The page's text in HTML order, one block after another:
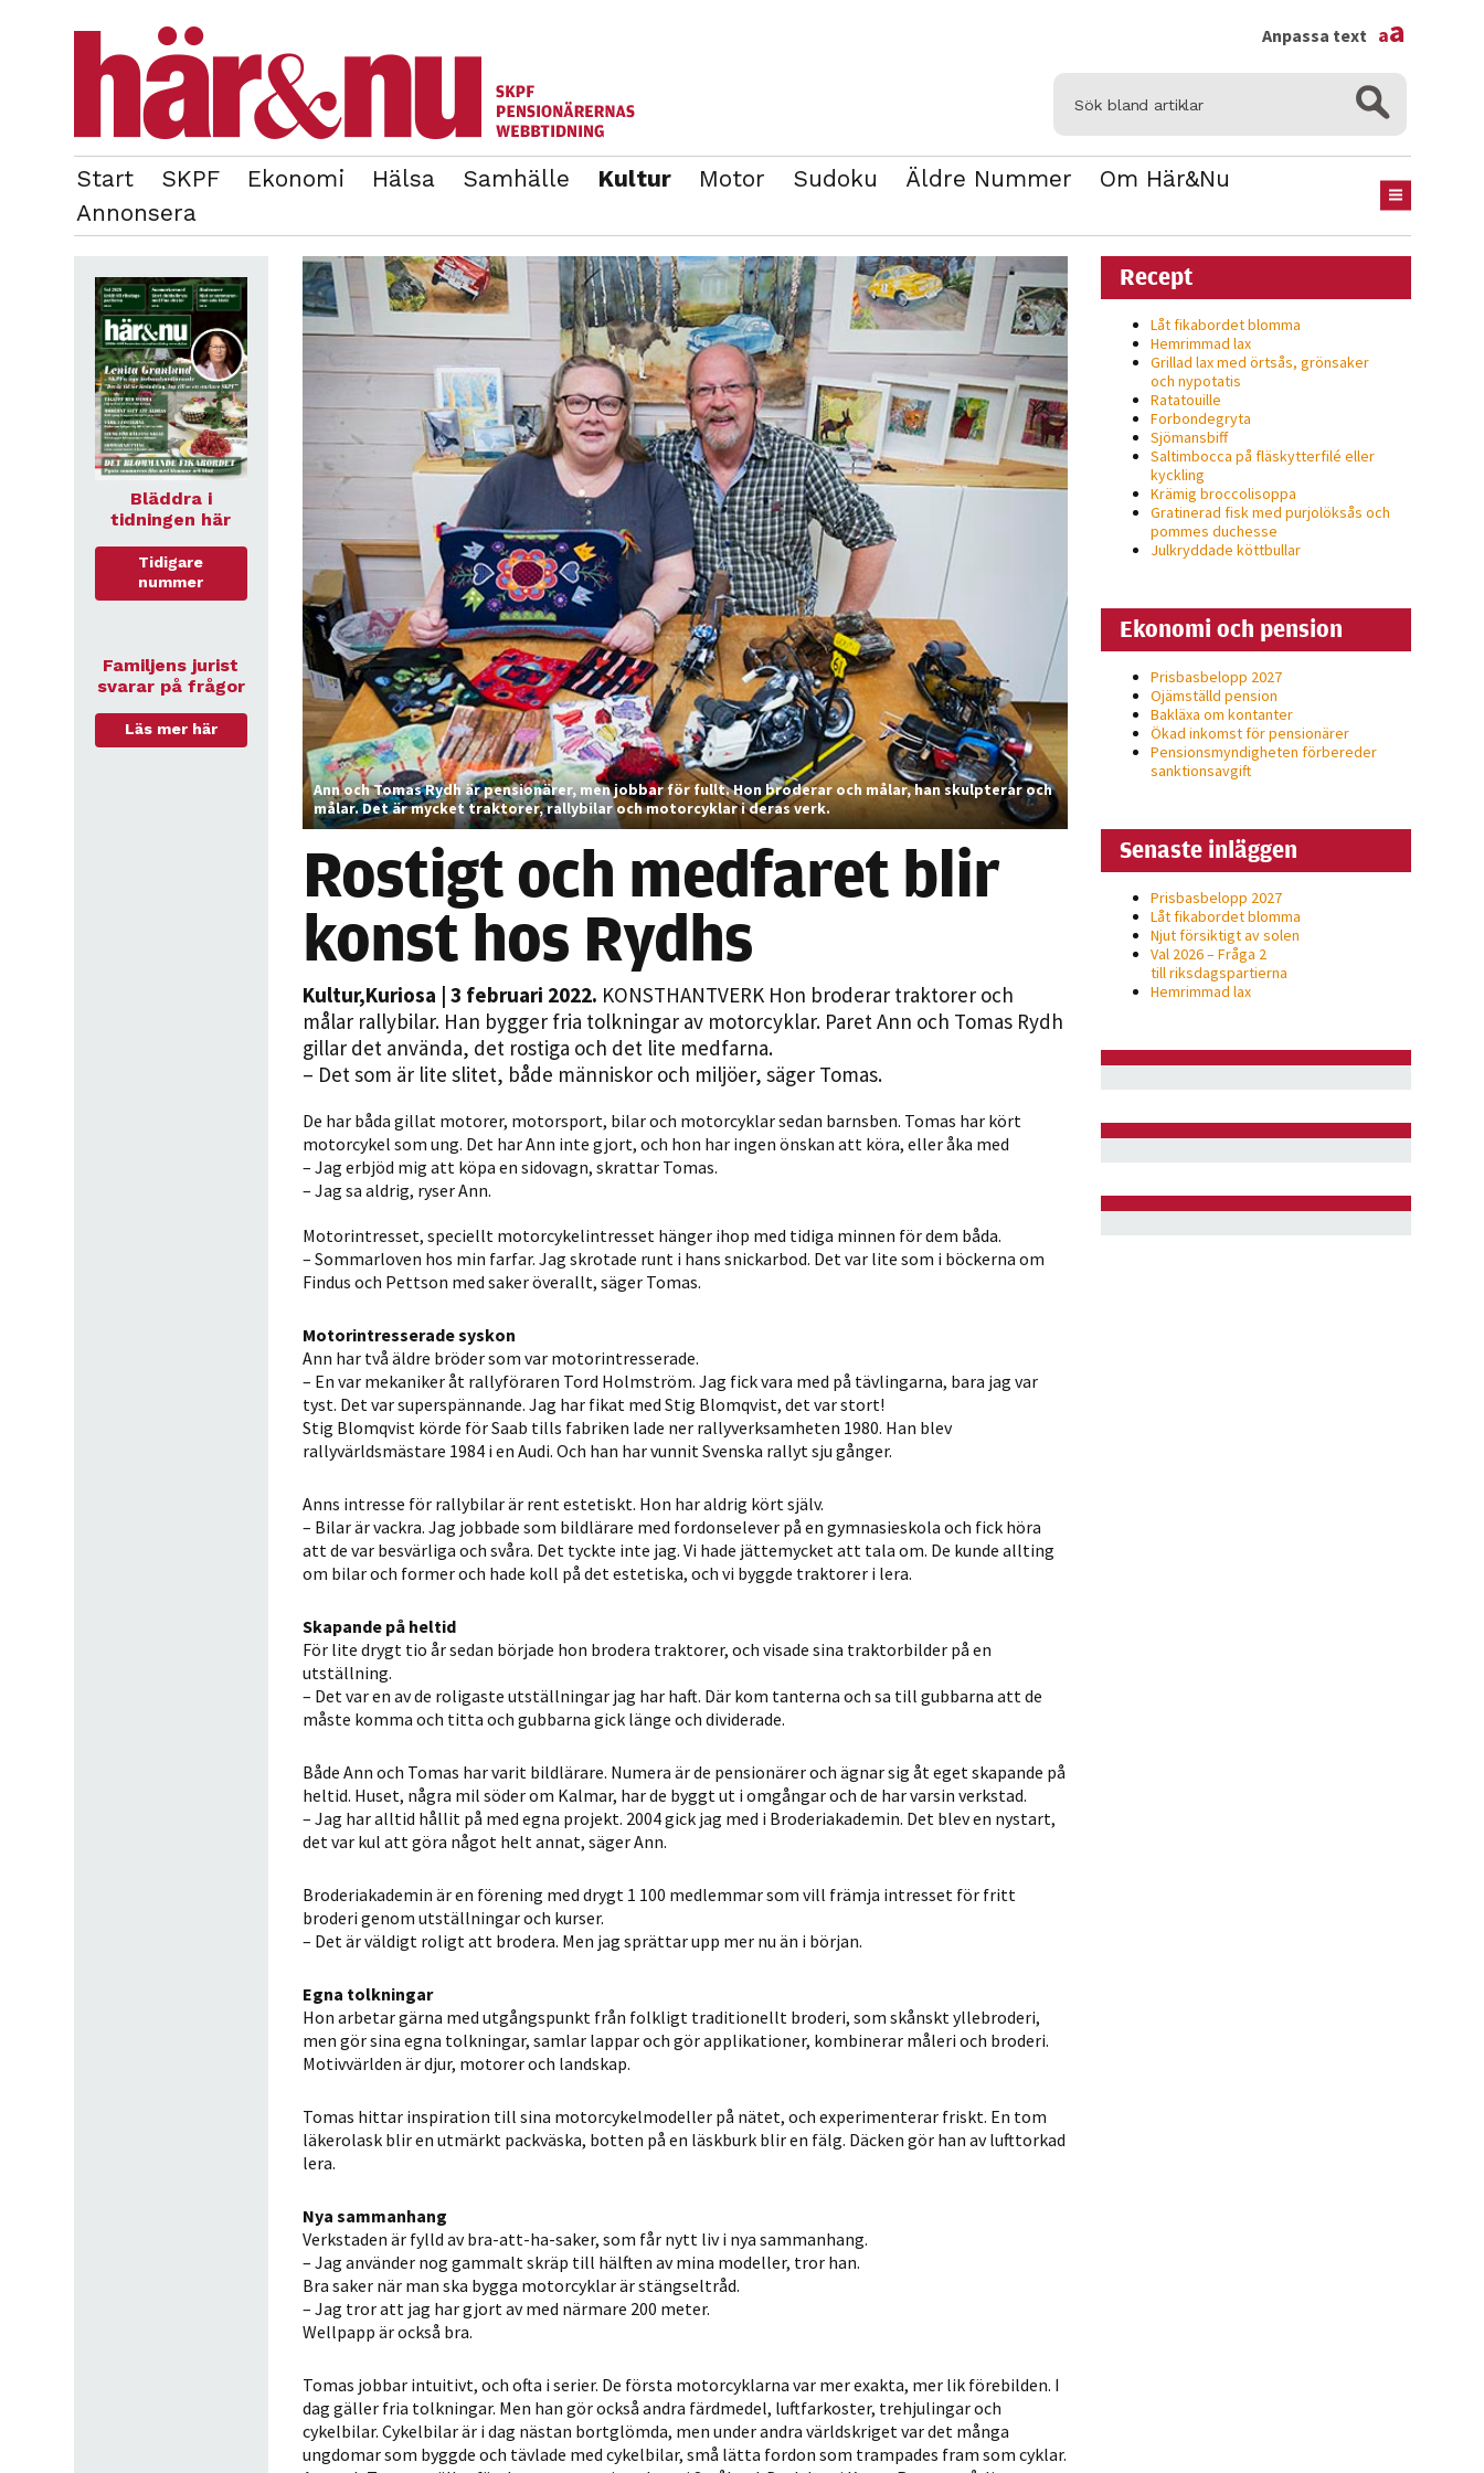
Start SKPF Ekonomi Hälsa Samhälle Kultur Motor Sudoku Äldre Nummer
Om Här&Nu
Annonsera
OM REDAKTIONEN
Anpassa text aa
Ann och Tomas Rydh är pensionärer, men jobbar för fullt. Hon broderar och målar, han skulpterar och
målar. Det är mycket traktorer, rallybilar och motorcyklar i deras verk.
Rostigt och medfaret blir
konst hos Rydhs
Kultur,Kuriosa | 3 februari 2022. KONSTHANTVERK Hon broderar traktorer och
målar rallybilar. Han bygger fria tolkningar av motorcyklar. Paret Ann och Tomas Rydh
gillar det använda, det rostiga och det lite medfarna.
– Det som är lite slitet, både människor och miljöer, säger Tomas.
De har båda gillat motorer, motorsport, bilar och motorcyklar sedan barnsben. Tomas har kört
motorcykel som ung. Det har Ann inte gjort, och hon har ingen önskan att köra, eller åka med
– Jag erbjöd mig att köpa en sidovagn, skrattar Tomas.
– Jag sa aldrig, ryser Ann.
Motorintresset, speciellt motorcykelintresset hänger ihop med tidiga minnen för dem båda.
– Sommarloven hos min farfar. Jag skrotade runt i hans snickarbod. Det var lite som i böckerna om
Findus och Pettson med saker överallt, säger Tomas.
Motorintresserade syskon
Ann har två äldre bröder som var motorintresserade.
– En var mekaniker åt rallyföraren Tord Holmström. Jag fick vara med på tävlingarna, bara jag var
tyst. Det var superspännande. Jag har fikat med Stig Blomqvist, det var stort!
Stig Blomqvist körde för Saab tills fabriken lade ner rallyverksamheten 1980. Han blev
rallyvärldsmästare 1984 i en Audi. Och han har vunnit Svenska rallyt sju gånger.
Anns intresse för rallybilar är rent estetiskt. Hon har aldrig kört själv.
– Bilar är vackra. Jag jobbade som bildlärare med fordonselever på en gymnasieskola och fick höra
att de var besvärliga och svåra. Det tyckte inte jag. Vi hade jättemycket att tala om. De kunde allting
om bilar och former och hade koll på det estetiska, och vi byggde traktorer i lera.
Skapande på heltid
För lite drygt tio år sedan började hon brodera traktorer, och visade sina traktorbilder på en
utställning.
– Det var en av de roligaste utställningar jag har haft. Där kom tanterna och sa till gubbarna att de
måste komma och titta och gubbarna gick länge och dividerade.
Både Ann och Tomas har varit bildlärare. Numera är de pensionärer och ägnar sig åt eget skapande på
heltid. Huset, några mil söder om Kalmar, har de byggt ut i omgångar och de har varsin verkstad.
– Jag har alltid hållit på med egna projekt. 2004 gick jag med i Broderiakademin. Det blev en nystart,
det var kul att göra något helt annat, säger Ann.
Broderiakademin är en förening med drygt 1 100 medlemmar som vill främja intresset för fritt
broderi genom utställningar och kurser.
– Det är väldigt roligt att brodera. Men jag sprättar upp mer nu än i början.
Egna tolkningar
Hon arbetar gärna med utgångspunkt från folkligt traditionellt broderi, som skånskt yllebroderi,
men gör sina egna tolkningar, samlar lappar och gör applikationer, kombinerar måleri och broderi.
Motivvärlden är djur, motorer och landskap.
Tomas hittar inspiration till sina motorcykelmodeller på nätet, och experimenterar friskt. En tom
läkerolask blir en utmärkt packväska, botten på en läskburk blir en fälg. Däcken gör han av lufttorkad
lera.
Nya sammanhang
Verkstaden är fylld av bra-att-ha-saker, som får nytt liv i nya sammanhang.
– Jag använder nog gammalt skräp till hälften av mina modeller, tror han.
Bra saker när man ska bygga motorcyklar är stängseltråd.
– Jag tror att jag har gjort av med närmare 200 meter.
Wellpapp är också bra.
Tomas jobbar intuitivt, och ofta i serier. De första motorcyklarna var mer exakta, mer lik förebilden. I
dag gäller fria tolkningar. Men han gör också andra färdmedel, luftfarkoster, trehjulingar och
cykelbilar. Cykelbilar är i dag nästan bortglömda, men under andra världskriget var det många
ungdomar som byggde och tävlade med cykelbilar, små lätta fordon som trampades fram som cyklar.
Bläddra i
tidningen här
Tidigare
nummer
Familjens jurist
svarar på frågor
Läs mer här
Recept
Låt fikabordet blomma
Hemrimmad lax
Grillad lax med örtsås, grönsaker
och nypotatis
Ratatouille
Forbondegryta
Sjömansbiff
Saltimbocca på fläsk­ytterfilé eller
kyckling
Krämig broccolisoppa
Gratinerad fisk med purjolöksås och
pommes duchesse
Julkryddade köttbullar
Ekonomi och pension
Prisbasbelopp 2027
Ojämställd pension
Bakläxa om kontanter
Ökad inkomst för pensionärer
Pensionsmyndigheten förbereder
sanktionsavgift
Senaste inläggen
Prisbasbelopp 2027
Låt fikabordet blomma
Njut försiktigt av solen
Val 2026 – Fråga 2
till riksdagspartierna
Hemrimmad lax
Nödvändiga
Dessa kakor
går inte att
välja bort. De
behövs för
att hemsidan
över huvud
Statistik
kunna
förbättra
hemsidans
funktionalitet
baserat på
hur hemsidan
För att vår
hemsida ska
prestera så
bra som
möjligt under
ditt besök.
Om du nekar
de här
funktionalitet
från
hemsidan.
Marknadsföring
intressen och ditt
surfar ökar du
anpassat innehåll
och erbjudanden.